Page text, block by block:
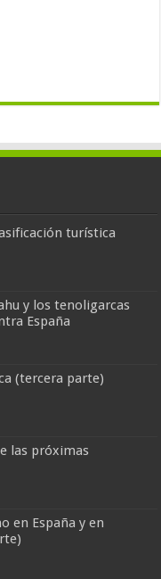
turística
y los tenoligarcas
España
(tercera parte)
las próximas
en España y en